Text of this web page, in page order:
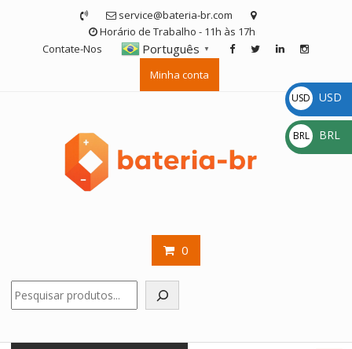
service@bateria-br.com
Horário de Trabalho - 11h às 17h
Contate-Nos
Português ▼
Minha conta
0
USD
$
USD
BRL
R$
BRL